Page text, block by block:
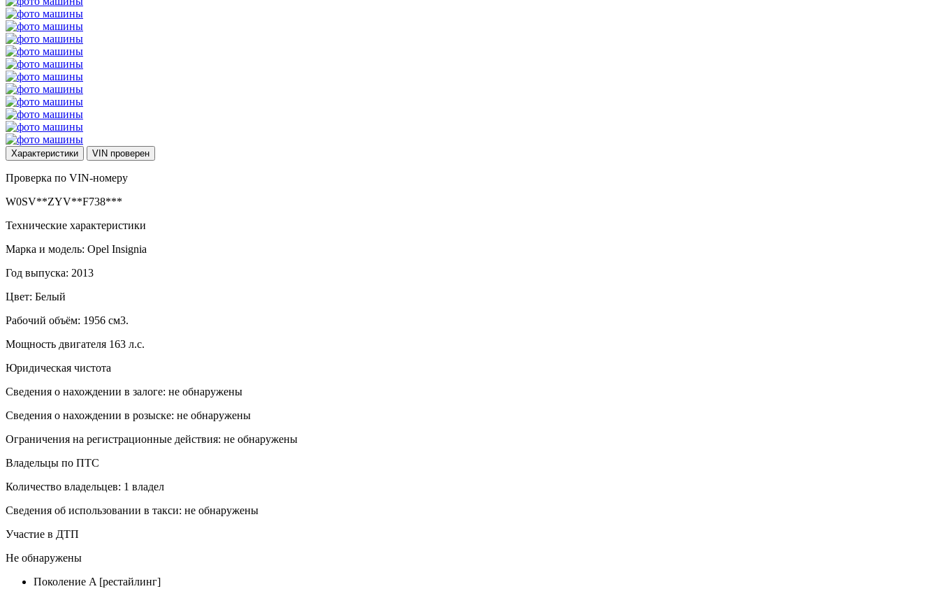
Характеристики VIN проверен
Проверка по VIN-номеру
W0SV**ZYV**F738***
Технические характеристики
Марка и модель: Opel Insignia
Год выпуска: 2013
Цвет: Белый
Рабочий объём: 1956 см3.
Мощность двигателя 163 л.с.
Юридическая чистота
Сведения о нахождении в залоге: не обнаружены
Сведения о нахождении в розыске: не обнаружены
Ограничения на регистрационные действия: не обнаружены
Владельцы по ПТС
Количество владельцев: 1 владел
Сведения об использовании в такси: не обнаружены
Участие в ДТП
Не обнаружены
Поколение A [рестайлинг]